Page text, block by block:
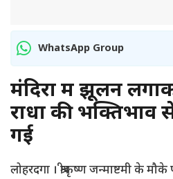
WhatsApp Group
मंदिरों में झूलन
राधा की भक्तिभाव
गई
लोहरदगा । श्रीकृष्ण जन्माष्टमी के